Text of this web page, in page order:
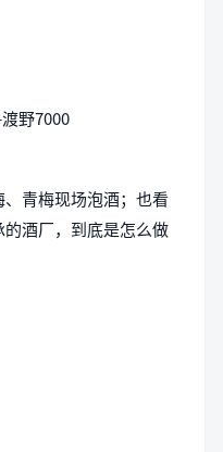
野7000
青梅现场泡酒；也看
酒厂，到底是怎么做